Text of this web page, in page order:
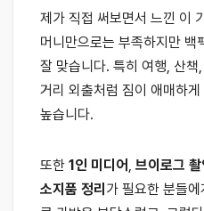
제가 직접 써보면서 느낀 이
머니만으로는 부족하지만 백
잘 맞습니다. 특히 여행, 산
거리 외출처럼 짐이 애매하
높습니다.
또한 1인 미디어 , 브이로그 촬
소지품 정리 가 필요한 분들